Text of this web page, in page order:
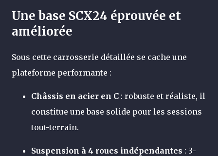
Une base SCX24 éprouvée et
améliorée
Sous cette carrosserie détaillée se cache une
plateforme performante :
Châssis en acier en C : robuste et réaliste, il
constitue une base solide pour les sessions
tout-terrain.
Suspension à 4 roues indépendantes : 3-